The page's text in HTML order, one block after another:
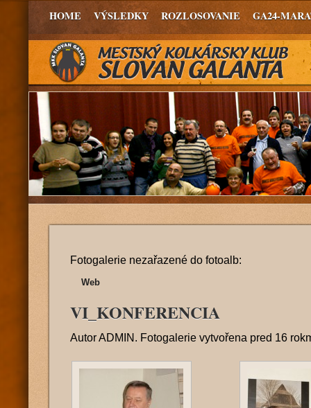
HOME VÝSLEDKY ROZLOSOVANIE GA24-
Fotogalerie nezařazené do fotoalb:
Web
VI_KONFERENCIA
AutorADMIN . Fotogalerie vytvořena pred 16